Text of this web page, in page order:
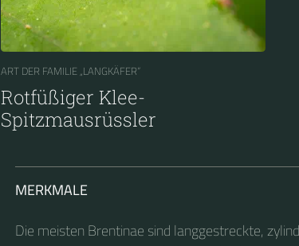
ART DER FAMILIE „LANGKÄFER“
Rotfüßiger Klee-
Spitzmausrüssler
MERKMALE
Die meisten Brentinae sind langgestreckte,